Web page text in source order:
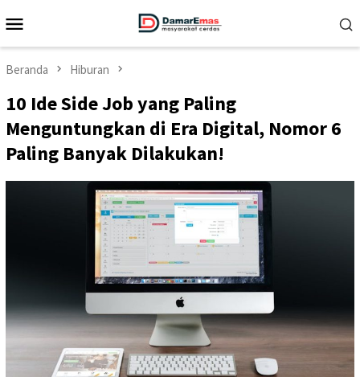
ke
Mobile
Beranda Hiburan
10 Ide Side Job yang Paling
Menguntungkan di Era Digital, Nomor 6
Paling Banyak Dilakukan!